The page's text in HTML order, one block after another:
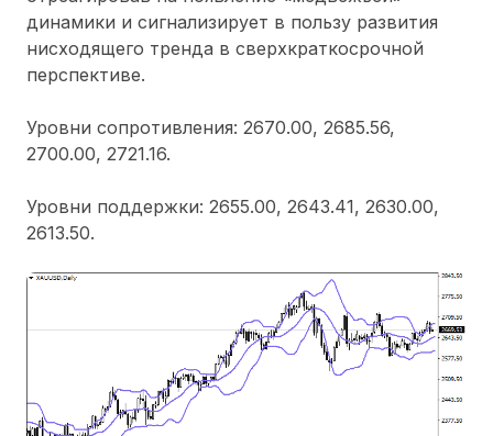
динамики и сигнализирует в пользу развития
нисходящего тренда в сверхкраткосрочной
перспективе.
Уровни сопротивления: 2670.00, 2685.56,
2700.00, 2721.16.
Уровни поддержки: 2655.00, 2643.41, 2630.00,
2613.50.